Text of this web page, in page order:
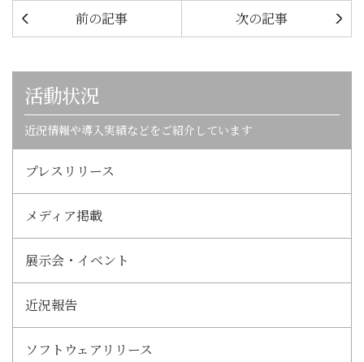
前の記事 次の記事
活動状況
近況情報や導入実績などをご紹介しています
プレスリリース
メディア掲載
展示会・イベント
近況報告
ソフトウェアリリース